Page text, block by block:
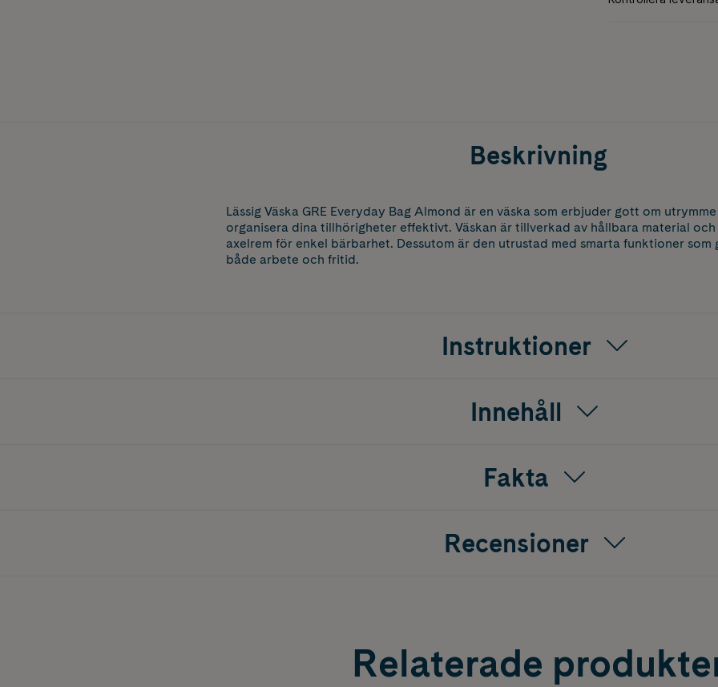
Beskrivning
Lässig Väska GRE Everyday Bag Almond är en väska som erbjuder gott om
organisera dina tillhörigheter effektivt. Väskan är tillverkad av hållbara material
axelrem för enkel bärbarhet. Dessutom är den utrustad med smarta funktioner
både arbete och fritid.
Instruktioner
Innehåll
Fakta
Recensioner
Relaterade